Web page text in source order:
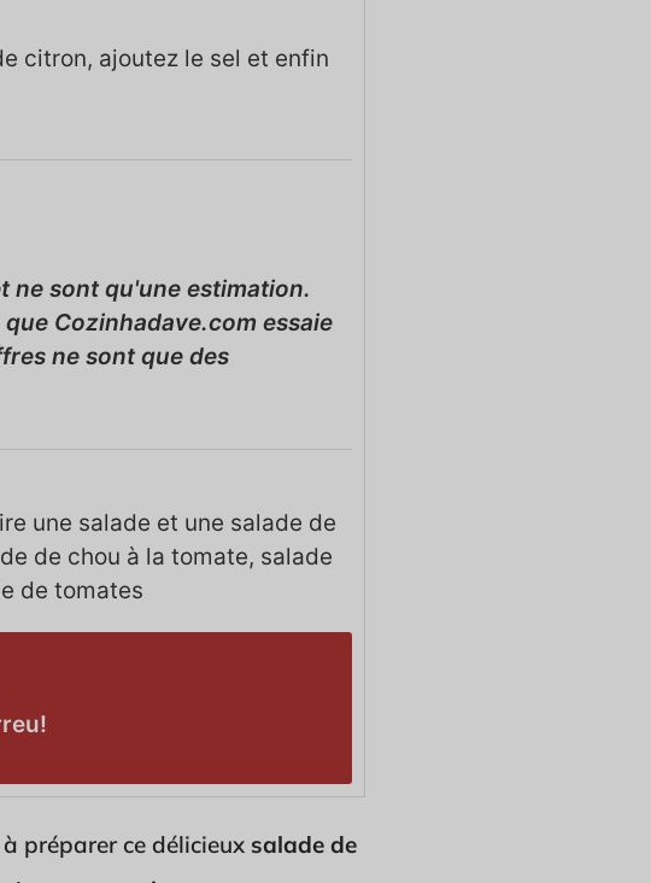
citron, ajoutez le sel et enfin
Cozinhadave.com essaie
ne sont que des
une salade et une salade de
de chou à la tomate, salade
de tomates
préparer ce délicieux salade de